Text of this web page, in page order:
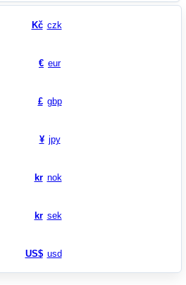
Kč czk
€ eur
£ gbp
¥ jpy
kr nok
kr sek
US$ usd